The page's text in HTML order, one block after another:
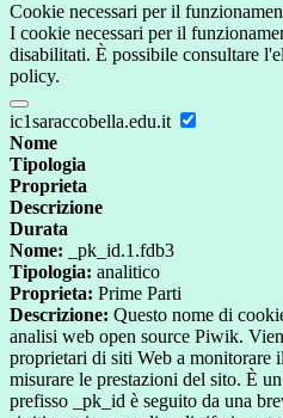
Cookie necessari per il
I cookie necessari per il
disabilitati. È possibile consultare
policy.
ic1saraccobella.edu.it
Nome
Tipologia
Proprieta
Descrizione
Durata
Nome: _pk_id.1.fdb3
Tipologia: analitico
Proprieta: Prime Parti
Descrizione: Questo nome di
analisi web open source Piwik.
proprietari di siti Web a monitorare
misurare le prestazioni del sito. È
prefisso _pk_id è seguito da una